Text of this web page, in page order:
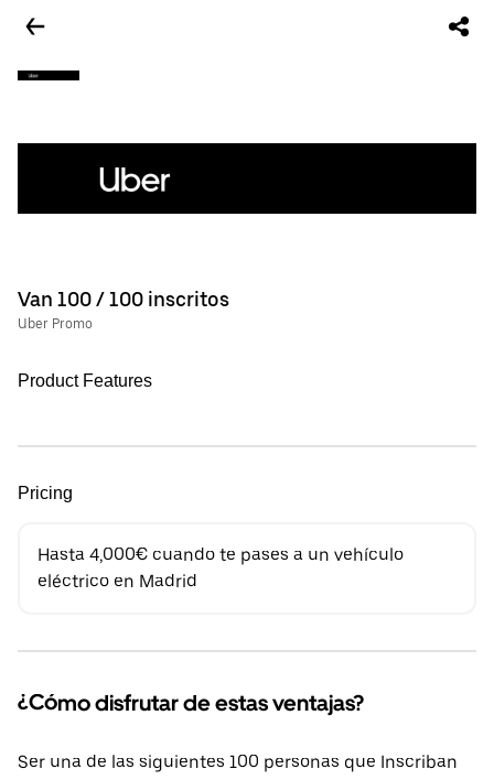
Van 100 / 100 inscritos
Uber Promo
Product Features
Pricing
Hasta 4,000€ cuando te pases a un vehículo
eléctrico en Madrid
¿Cómo disfrutar de estas ventajas?
Ser una de las siguientes 100 personas que Inscriban